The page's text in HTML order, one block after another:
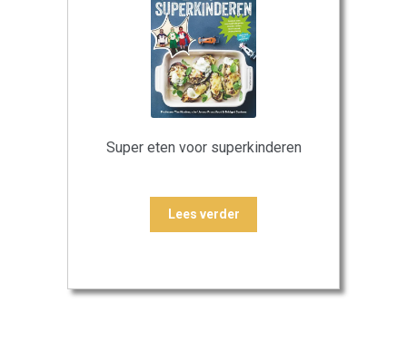
Super eten voor superkinderen
Lees verder